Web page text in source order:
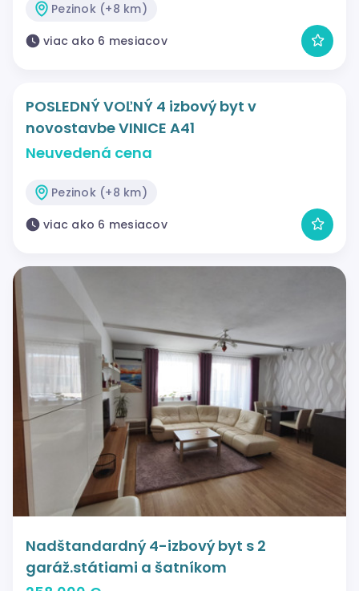
Pezinok (+8 km)
viac ako 6 mesiacov
POSLEDNÝ VOĽNÝ 4 izbový byt v
novostavbe VINICE A41
Neuvedená cena
Pezinok (+8 km)
viac ako 6 mesiacov
Nadštandardný 4-izbový byt s 2
garáž.státiami a šatníkom